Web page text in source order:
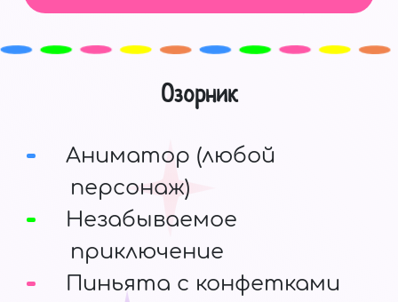
Озорник
Аниматор (любой
персонаж)
Незабываемое
приключение
Пиньята с конфетками